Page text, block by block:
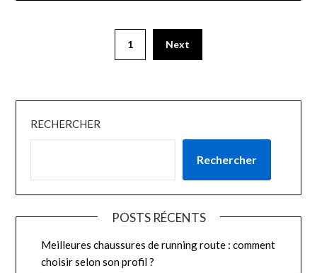
1 Next
RECHERCHER
Rechercher
POSTS RÉCENTS
Meilleures chaussures de running route : comment
choisir selon son profil ?